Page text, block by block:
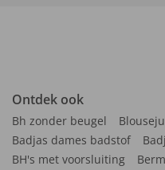
Ontdek ook
Bh zonder beugel
Badjas dames badstof
BH's met voorsluiting